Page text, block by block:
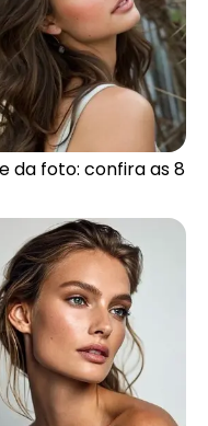
da foto: confira as 8